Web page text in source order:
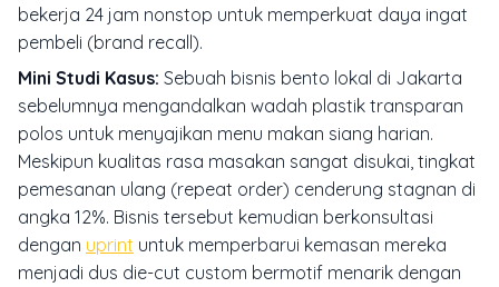
bekerja 24 jam nonstop untuk memperkuat daya ingat
pembeli (brand recall).
Mini Studi Kasus: Sebuah bisnis bento lokal di Jakarta
sebelumnya mengandalkan wadah plastik transparan
polos untuk menyajikan menu makan siang harian.
Meskipun kualitas rasa masakan sangat disukai, tingkat
pemesanan ulang (repeat order) cenderung stagnan di
angka 12%. Bisnis tersebut kemudian berkonsultasi
dengan uprint untuk memperbarui kemasan mereka
menjadi dus die-cut custom bermotif menarik dengan